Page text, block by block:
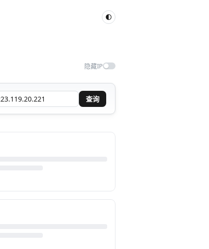
隐藏IP
查询